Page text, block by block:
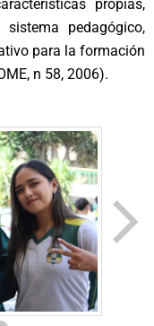
propias,
pedagógico,
para la formación
n 58, 2006).